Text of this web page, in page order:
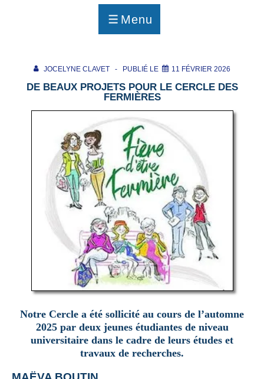
Menu
MENU
JOCELYNE CLAVET PUBLIÉ LE 11 FÉVRIER 2026
DE BEAUX PROJETS POUR LE CERCLE DES
FERMIÈRES
Notre Cercle a été sollicité au cours de l’automne
2025 par deux jeunes étudiantes de niveau
universitaire dans le cadre de leurs études et
travaux de recherches.